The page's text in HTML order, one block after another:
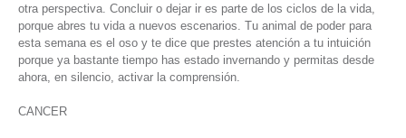
otra perspectiva. Concluir o dejar ir es parte de los ciclos de la vida,
porque abres tu vida a nuevos escenarios. Tu animal de poder para
esta semana es el oso y te dice que prestes atención a tu intuición
porque ya bastante tiempo has estado invernando y permitas desde
ahora, en silencio, activar la comprensión.
CANCER